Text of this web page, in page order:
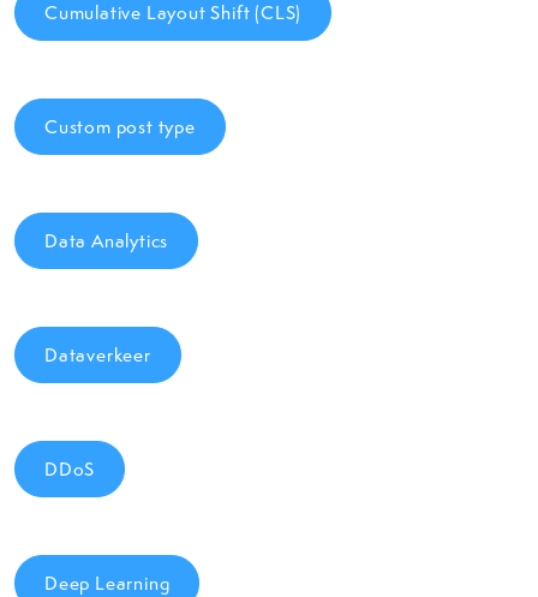
Cumulative Layout Shift (CLS)
Custom post type
Data Analytics
Dataverkeer
DDoS
Deep Learning